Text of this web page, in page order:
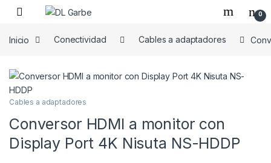
0
Inicio Conectividad Cables a adaptadores
Cables a adaptadores
Conversor HDMI a monitor con
Display Port 4K Nisuta NS-HDDP